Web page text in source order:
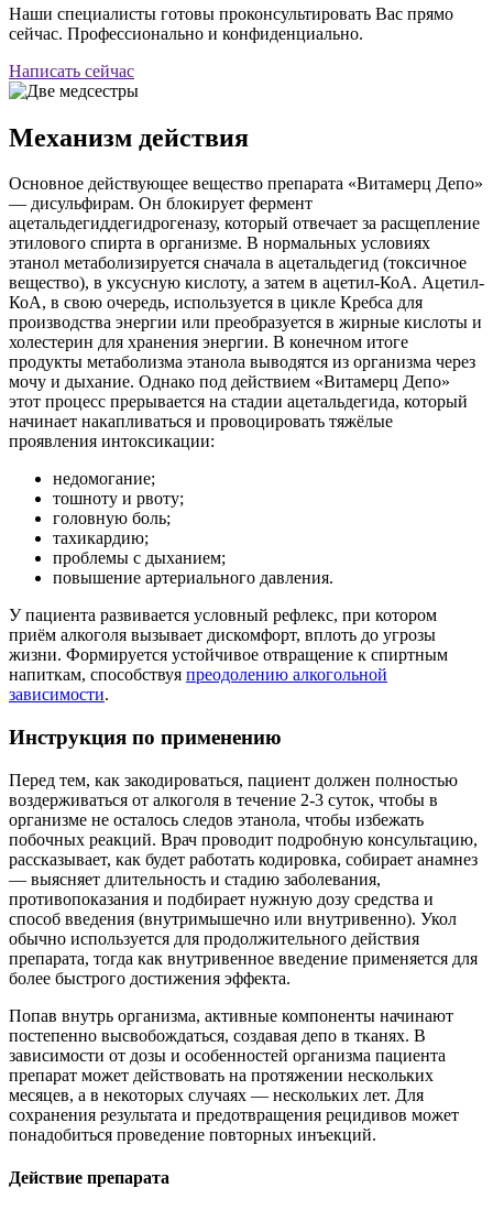
Наши специалисты готовы проконсультировать Вас прямо
сейчас. Профессионально и конфиденциально.
Написать сейчас
Механизм действия
Основное действующее вещество препарата «Витамерц Депо»
— дисульфирам. Он блокирует фермент
ацетальдегиддегидрогеназу, который отвечает за расщепление
этилового спирта в организме. В нормальных условиях
этанол метаболизируется сначала в ацетальдегид (токсичное
вещество), в уксусную кислоту, а затем в ацетил-КоА. Ацетил-
КоА, в свою очередь, используется в цикле Кребса для
производства энергии или преобразуется в жирные кислоты и
холестерин для хранения энергии. В конечном итоге
продукты метаболизма этанола выводятся из организма через
мочу и дыхание. Однако под действием «Витамерц Депо»
этот процесс прерывается на стадии ацетальдегида, который
начинает накапливаться и провоцировать тяжёлые
проявления интоксикации:
недомогание;
тошноту и рвоту;
головную боль;
тахикардию;
проблемы с дыханием;
повышение артериального давления.
У пациента развивается условный рефлекс, при котором
приём алкоголя вызывает дискомфорт, вплоть до угрозы
жизни. Формируется устойчивое отвращение к спиртным
напиткам, способствуя преодолению алкогольной
зависимости.
Инструкция по применению
Перед тем, как закодироваться, пациент должен полностью
воздерживаться от алкоголя в течение 2-3 суток, чтобы в
организме не осталось следов этанола, чтобы избежать
побочных реакций. Врач проводит подробную консультацию,
рассказывает, как будет работать кодировка, собирает анамнез
— выясняет длительность и стадию заболевания,
противопоказания и подбирает нужную дозу средства и
способ введения (внутримышечно или внутривенно). Укол
обычно используется для продолжительного действия
препарата, тогда как внутривенное введение применяется для
более быстрого достижения эффекта.
Попав внутрь организма, активные компоненты начинают
постепенно высвобождаться, создавая депо в тканях. В
зависимости от дозы и особенностей организма пациента
препарат может действовать на протяжении нескольких
месяцев, а в некоторых случаях — нескольких лет. Для
сохранения результата и предотвращения рецидивов может
понадобиться проведение повторных инъекций.
Действие препарата